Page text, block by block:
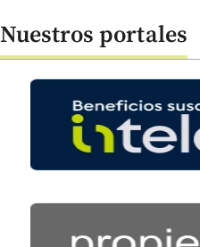
Nuestros portales